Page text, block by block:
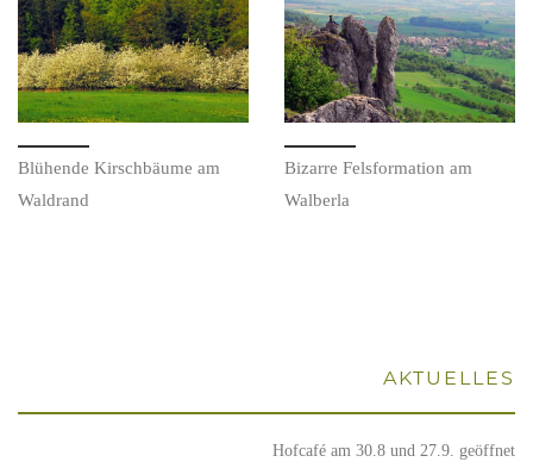
Blü­hen­de Kirsch­bäu­me am
Waldrand
Bizar­re Fels­for­ma­ti­on am
Walberla
AKTU­EL­LES
Hof­ca­fé am 30.8 und 27.9. geöffnet